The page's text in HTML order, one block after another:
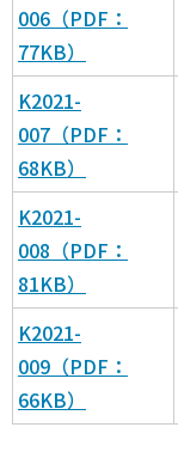
006（PDF：
77KB）
K2021-
007（PDF：
68KB）
K2021-
008（PDF：
81KB）
K2021-
009（PDF：
66KB）